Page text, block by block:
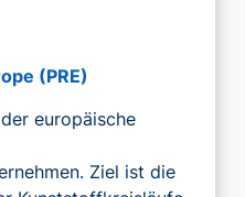
(PRE)
europäische
Ziel ist die